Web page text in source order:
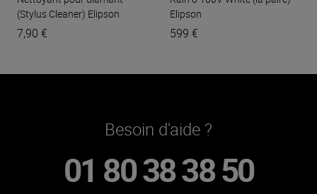
(Stylus Cleaner) Elipson
7,90 €
Elipson
599 €
Besoin d'aide ?
01 80 38 38 50